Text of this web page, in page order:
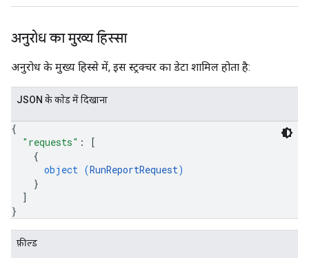
अनुरोध का मुख्य हिस्सा
अनुरोध के मुख्य हिस्से में, इस स्ट्रक्चर का डेटा शामिल होता है:
JSON के काेड में दिखाना
{
"requests" :
[
{
object (RunReportRequest)
}
]
}
फ़ील्ड